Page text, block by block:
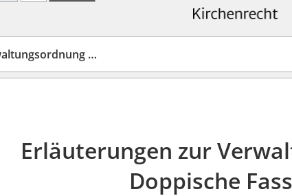
Weitere Suchoperatoren finden Sie in unserer Hilfe.
Doppische Fassung
Erläuterungen zur
Doppische